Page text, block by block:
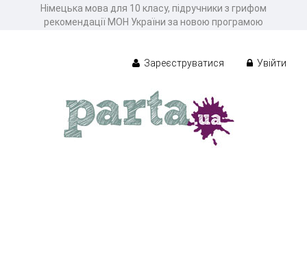
Німецька мова для 10 класу, підручники з грифом
рекомендації МОН України за новою програмою
Зареєструватися Увійти